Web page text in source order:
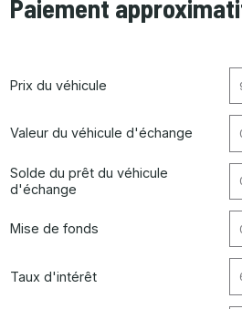
Paiement
Prix du véhicule
Valeur du véhicule d'échange
Solde du prêt du véhicule
d'échange
Mise de fonds
Taux d'intérêt